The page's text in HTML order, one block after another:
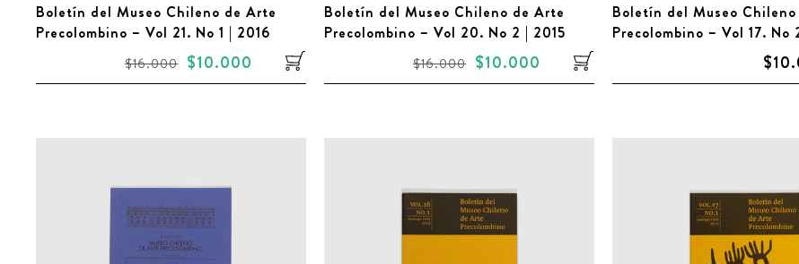
Boletín del Museo Chileno de Arte
Precolombino – Vol 21. No 1 | 2016
$16.000 $10.000
Boletín del Museo Chileno de Arte
Precolombino – Vol 20. No 2 | 2015
$16.000 $10.000
Boletín del Museo
Precolombino – Vol 17. No